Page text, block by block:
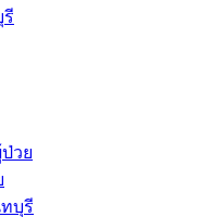
รี
วย
บุรี